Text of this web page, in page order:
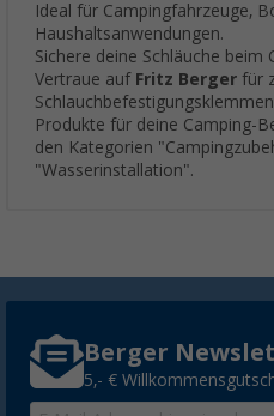
Ideal für Campingfahrzeuge,
Haushaltsanwendungen.
Sichere deine Schläuche beim
Vertraue auf Fritz Berger für
Produkte für deine Camping-
den Kategorien
"Wasserinstallation".
Berger
5,- €